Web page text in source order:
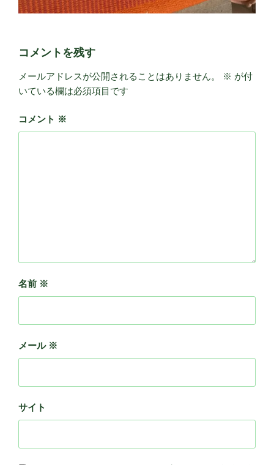
コメントを残す
メールアドレスが公開されることはありません。 ※ が付
いている欄は必須項目です
コメント ※
名前 ※
メール ※
サイト